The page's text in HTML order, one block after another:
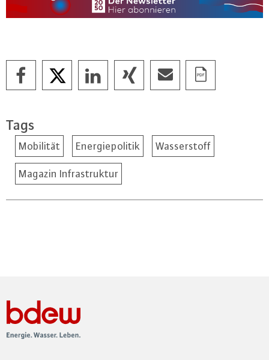
Tags
Mobilität Energiepolitik Wasserstoff
Magazin Infrastruktur